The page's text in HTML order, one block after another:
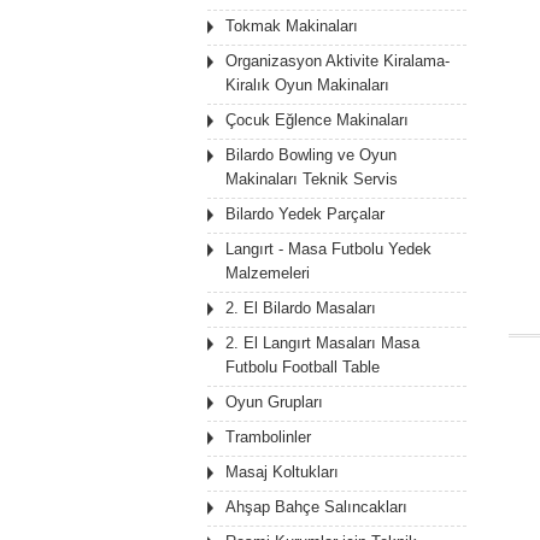
Tokmak Makinaları
Organizasyon Aktivite Kiralama-
Kiralık Oyun Makinaları
Çocuk Eğlence Makinaları
Bilardo Bowling ve Oyun
Makinaları Teknik Servis
Bilardo Yedek Parçalar
Langırt - Masa Futbolu Yedek
Malzemeleri
2. El Bilardo Masaları
2. El Langırt Masaları Masa
Futbolu Football Table
Oyun Grupları
Trambolinler
Masaj Koltukları
Ahşap Bahçe Salıncakları